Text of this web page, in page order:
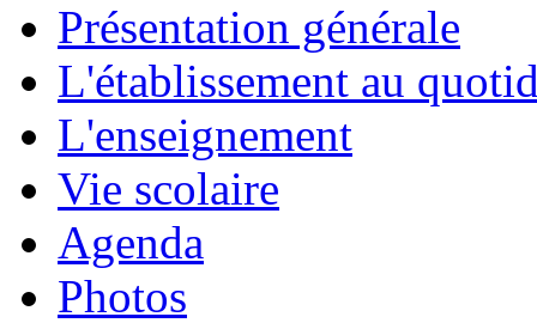
Présentation générale
L'établissement au
L'enseignement
Vie scolaire
Agenda
Photos